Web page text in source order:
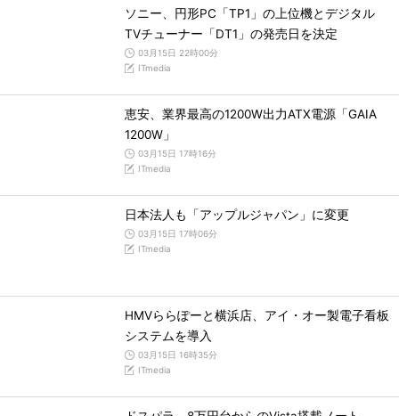
ソニー、円形PC「TP1」の上位機とデジタル
TVチューナー「DT1」の発売日を決定
03月15日 22時00分
ITmedia
恵安、業界最高の1200W出力ATX電源「GAIA
1200W」
03月15日 17時16分
ITmedia
日本法人も「アップルジャパン」に変更
03月15日 17時06分
ITmedia
HMVららぽーと横浜店、アイ・オー製電子看板
システムを導入
03月15日 16時35分
ITmedia